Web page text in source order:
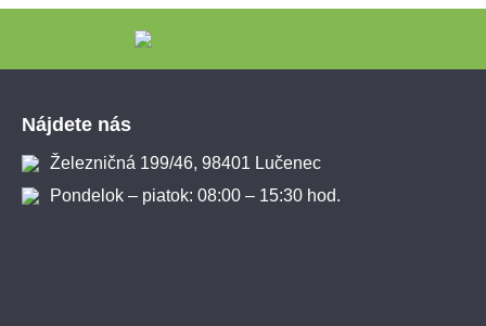
Nájdete nás
Železničná 199/46, 98401 Lučenec
Pondelok – piatok: 08:00 – 15:30 hod.